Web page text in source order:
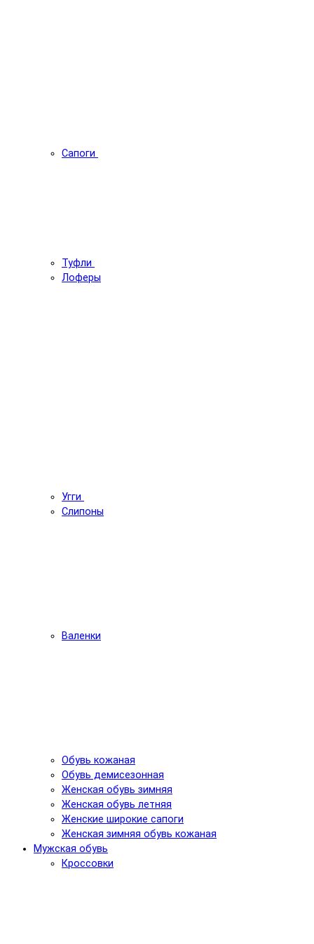
Сапоги
Туфли
Лоферы
Угги
Слипоны
Валенки
Обувь кожаная
Обувь демисезонная
Женская обувь зимняя
Женская обувь летняя
Женские широкие сапоги
Женская зимняя обувь кожаная
Мужская обувь
Кроссовки